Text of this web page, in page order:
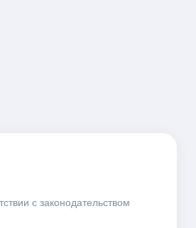
с законодательством